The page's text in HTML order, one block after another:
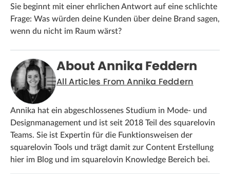
Sie beginnt mit einer ehrlichen Antwort auf eine schlichte
Frage: Was würden deine Kunden über deine Brand sagen,
wenn du nicht im Raum wärst?
About Annika Feddern
All Articles From Annika Feddern
Annika hat ein abgeschlossenes Studium in Mode- und
Designmanagement und ist seit 2018 Teil des squarelovin
Teams. Sie ist Expertin für die Funktionsweisen der
squarelovin Tools und trägt damit zur Content Erstellung
hier im Blog und im squarelovin Knowledge Bereich bei.